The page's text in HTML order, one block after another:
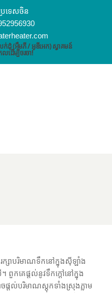
ទេសចិន
ក់ដុំ (អឹមភី / អូឌីអេក) ស្វាគមន៍
ដើម្បីចរចា!
សាបរិមាណទឹកនៅក្នុងស៊ីឡាំង
ពួកគេផ្តល់នូវទឹកក្តៅនៅក្នុង
តល់បរិមាណស្តុកទាំងស្រុងភ្លាម